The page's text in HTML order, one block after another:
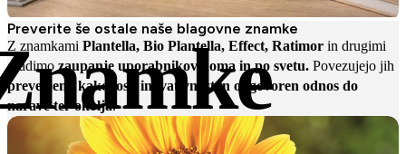
Preverite še ostale naše blagovne znamke
Z znamkami Plantella, Bio Plantella, Effect, Ratimor in drugimi
gradimo zaupanje uporabnikov doma in po svetu. Povezujejo jih
preverjena kakovost, inovativnost in odgovoren odnos do
narave ter okolja.